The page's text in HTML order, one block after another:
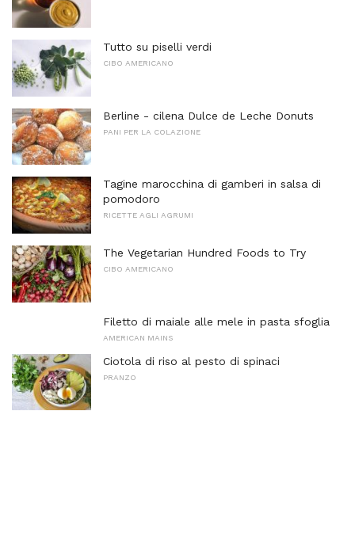
Tutto su piselli verdi
CIBO AMERICANO
Berline - cilena Dulce de Leche Donuts
PANI PER LA COLAZIONE
Tagine marocchina di gamberi in salsa di
pomodoro
RICETTE AGLI AGRUMI
The Vegetarian Hundred Foods to Try
CIBO AMERICANO
Filetto di maiale alle mele in pasta sfoglia
AMERICAN MAINS
Ciotola di riso al pesto di spinaci
PRANZO